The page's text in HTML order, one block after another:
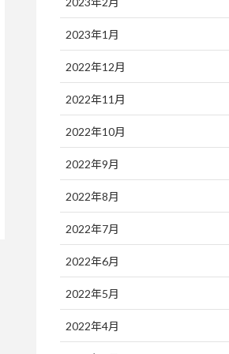
2023年1月
2022年12月
2022年11月
2022年10月
2022年9月
2022年8月
2022年7月
2022年6月
2022年5月
2022年4月